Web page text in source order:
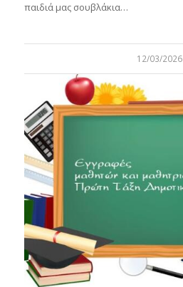
παιδιά μας σουβλάκια…
12/03/2026